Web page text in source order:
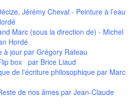
Jérémy Cheval - Peinture à l’eau
Marc (sous la direction de) - Michel
Hordé
à jour par Grégory Rateau
box par Brice Liaud
de l'écriture philosophique par Marc
de nos âmes par Jean-Claude